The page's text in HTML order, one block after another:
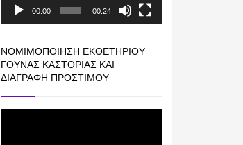
00:00 00:24
ΝΟΜΙΜΟΠΟΊΗΣΗ ΕΚΘΕΤΗΡΊΟΥ
ΓΟΎΝΑΣ ΚΑΣΤΟΡΙΆΣ ΚΑΙ
ΔΙΑΓΡΑΦΉ ΠΡΟΣΤΊΜΟΥ